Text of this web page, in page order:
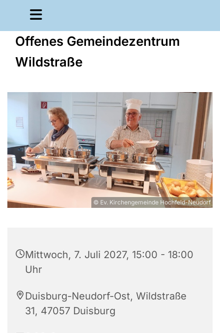
Offenes Gemeindezentrum
Wildstraße
© Ev. Kirchengemeinde Hochfeld-Neudorf
Mittwoch, 7. Juli 2027, 15:00 - 18:00
Uhr
Duisburg-Neudorf-Ost, Wildstraße
31, 47057 Duisburg